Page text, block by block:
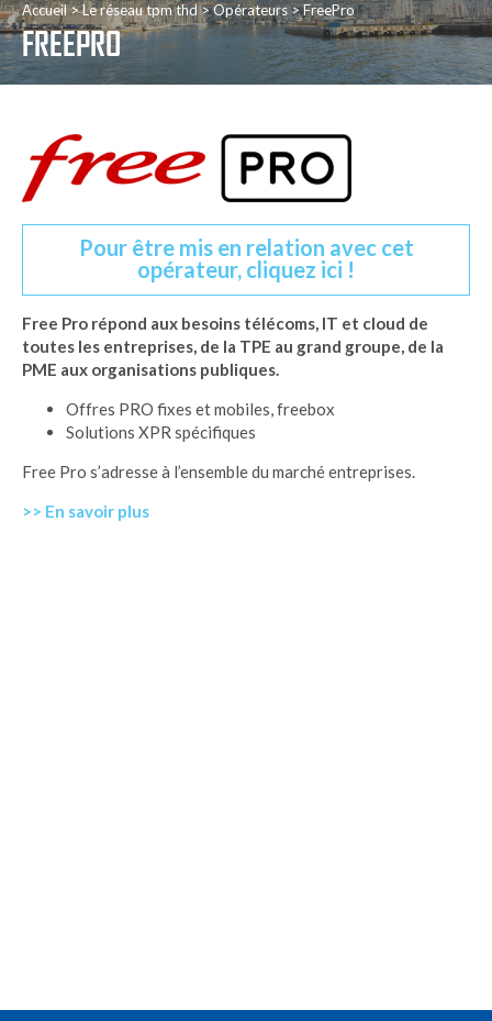
Accueil Le réseau tpm thd Opérateurs FreePro
FREEPRO
Pour être mis en relation avec cet
opérateur, cliquez ici !
Free Pro répond aux besoins télécoms, IT et cloud de
toutes les entreprises, de la TPE au grand groupe, de la
PME aux organisations publiques.
Offres PRO fixes et mobiles, freebox
Solutions XPR spécifiques
Free Pro s’adresse à l’ensemble du marché entreprises.
>> En savoir plus